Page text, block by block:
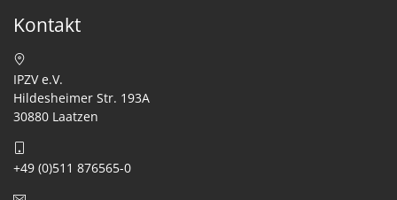
Kontakt
IPZV e.V.
Hildesheimer Str. 193A
30880 Laatzen
+49 (0)511 876565-0